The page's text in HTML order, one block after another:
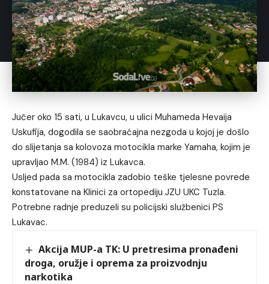
Jučer oko 15 sati, u Lukavcu, u ulici Muhameda Hevaija
Uskufija, dogodila se saobraćajna nezgoda u kojoj je došlo
do slijetanja sa kolovoza motocikla marke Yamaha, kojim je
upravljao M.M. (1984) iz Lukavca.
Usljed pada sa motocikla zadobio teške tjelesne povrede
konstatovane na Klinici za ortopediju JZU UKC Tuzla.
Potrebne radnje preduzeli su policijski službenici PS
Lukavac.
Akcija MUP-a TK: U pretresima pronađeni
droga, oružje i oprema za proizvodnju
narkotika